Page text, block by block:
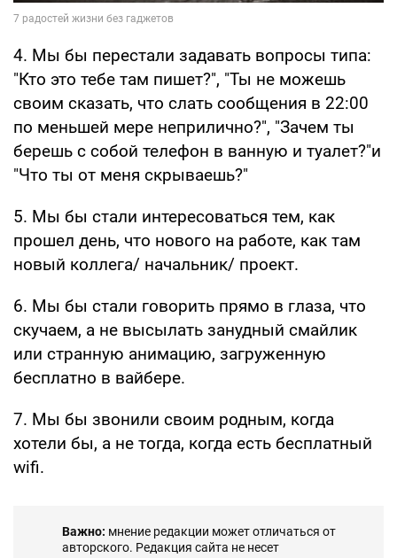
4. Мы бы перестали задавать вопросы типа:
"Кто это тебе там пишет?", "Ты не можешь
своим сказать, что слать сообщения в 22:00
по меньшей мере неприлично?", "Зачем ты
берешь с собой телефон в ванную и туалет?"и
"Что ты от меня скрываешь?"
5. Мы бы стали интересоваться тем, как
прошел день, что нового на работе, как там
новый коллега/ начальник/ проект.
6. Мы бы стали говорить прямо в глаза, что
скучаем, а не высылать занудный смайлик
или странную анимацию, загруженную
бесплатно в вайбере.
7. Мы бы звонили своим родным, когда
хотели бы, а не тогда, когда есть бесплатный
wifi.
Важно: мнение редакции может отличаться от
авторского. Редакция сайта не несет